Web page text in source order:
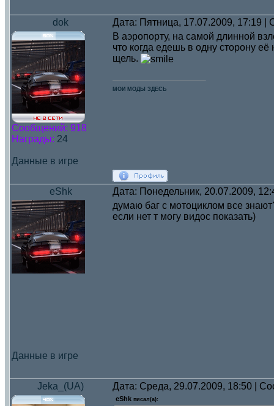
dok Дата: Пятница, 17.07.2009, 17:19
Сообщений: 918
Награды: 24
Данные в игре
В аэропорту, на самой длинной
что когда едешь в одну сторону
щель.
МОИ МОДЫ ЗДЕСЬ
eShk Дата: Понедельник, 20.07.2009,
Данные в игре
думаю баг с мотоциклом все
если нет т могу видос показать)
Jeka_(UA) Дата: Среда, 29.07.2009, 18:50 |
eShk писал(а):